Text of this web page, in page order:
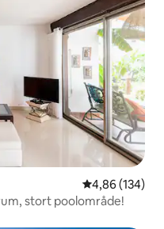
4,86 av 5 i
4,86 (134)
stort poolområde!